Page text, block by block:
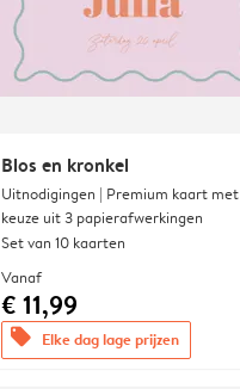
Blos en kronkel
Uitnodigingen | Premium kaart met
keuze uit 3 papierafwerkingen
Set van 10 kaarten
Vanaf
€ 11,99
offers Elke dag lage prijzen